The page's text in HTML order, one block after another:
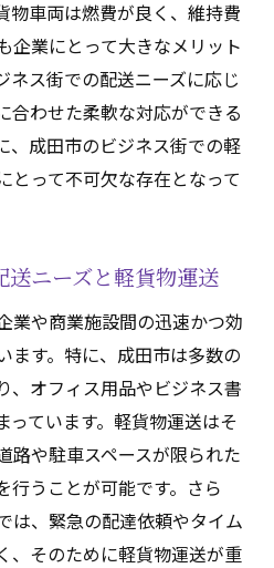
物車両は燃費が良く、維持費
企業にとって大きなメリット
ネス街での配送ニーズに応じ
合わせた柔軟な対応ができる
、成田市のビジネス街での軽
とって不可欠な存在となって
送ニーズと軽貨物運送
業や商業施設間の迅速かつ効
ます。特に、成田市は多数の
、オフィス用品やビジネス書
っています。軽貨物運送はそ
路や駐車スペースが限られた
行うことが可能です。さら
は、緊急の配達依頼やタイム
、そのために軽貨物運送が重